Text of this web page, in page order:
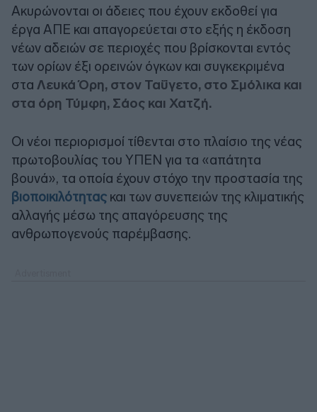
Ακυρώνονται οι άδειες που έχουν εκδοθεί για
έργα ΑΠΕ και απαγορεύεται στο εξής η έκδοση
νέων αδειών σε περιοχές που βρίσκονται εντός
των ορίων έξι ορεινών όγκων και συγκεκριμένα
στα Λευκά Όρη, στον Ταΰγετο, στο Σμόλικα και
στα όρη Τύμφη, Σάος και Χατζή.
Οι νέοι περιορισμοί τίθενται στο πλαίσιο της νέας
πρωτοβουλίας του ΥΠΕΝ για τα «απάτητα
βουνά», τα οποία έχουν στόχο την προστασία της
βιοποικιλότητας και των συνεπειών της κλιματικής
αλλαγής μέσω της απαγόρευσης της
ανθρωπογενούς παρέμβασης.